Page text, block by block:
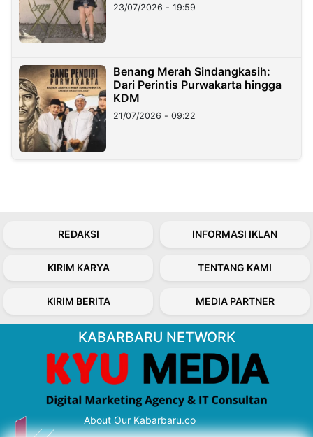
23/07/2026 - 19:59
Benang Merah Sindangkasih:
Dari Perintis Purwakarta hingga
KDM
21/07/2026 - 09:22
REDAKSI INFORMASI IKLAN
KIRIM KARYA TENTANG KAMI
KIRIM BERITA MEDIA PARTNER
KABARBARU NETWORK
About Our Kabarbaru.co